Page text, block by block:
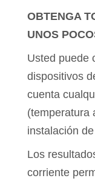
OBTENGA
UNOS
Usted puede
dispositivos
cuenta
(temperatura
instalación
Los
corriente